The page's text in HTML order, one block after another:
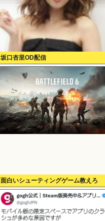
坂口杏里OD配信
面白いシューティングゲーム教えろ